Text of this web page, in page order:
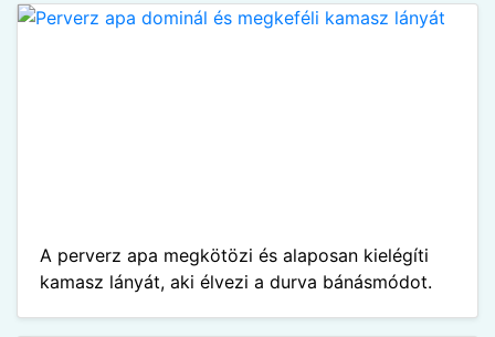
A perverz apa megkötözi és alaposan kielégíti
kamasz lányát, aki élvezi a durva bánásmódot.